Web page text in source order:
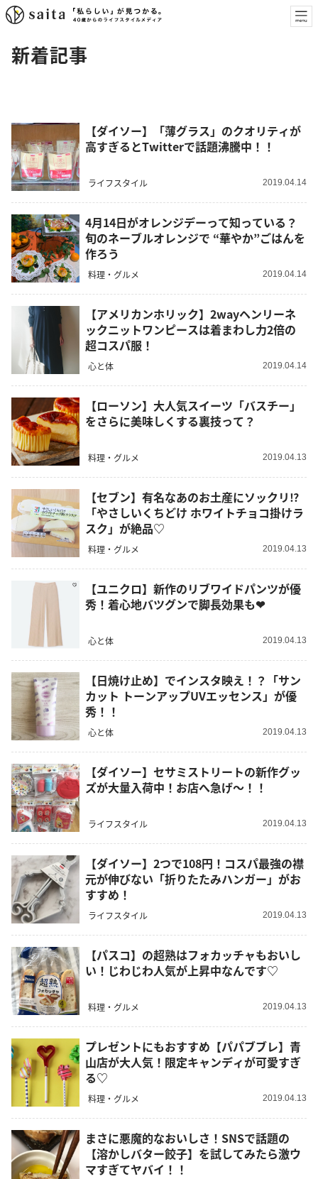
新着記事
【ダイソー】「薄グラス」のクオリティが
高すぎるとTwitterで話題沸騰中！！
ライフスタイル 2019.04.14
4月14日がオレンジデーって知っている？
旬のネーブルオレンジで “華やか”ごはんを
作ろう
料理・グルメ 2019.04.14
【アメリカンホリック】2wayヘンリーネ
ックニットワンピースは着まわし力2倍の
超コスパ服！
心と体 2019.04.14
【ローソン】大人気スイーツ「バスチー」
をさらに美味しくする裏技って？
料理・グルメ 2019.04.13
【セブン】有名なあのお土産にソックリ⁉︎
「やさしいくちどけ ホワイトチョコ掛けラ
スク」が絶品♡
料理・グルメ 2019.04.13
【ユニクロ】新作のリブワイドパンツが優
秀！着心地バツグンで脚長効果も❤︎
心と体 2019.04.13
【日焼け止め】でインスタ映え！？「サン
カット トーンアップUVエッセンス」が優
秀！！
心と体 2019.04.13
【ダイソー】セサミストリートの新作グッ
ズが大量入荷中！お店へ急げ～！！
ライフスタイル 2019.04.13
【ダイソー】2つで108円！コスパ最強の襟
元が伸びない「折りたたみハンガー」がお
すすめ！
ライフスタイル 2019.04.13
【パスコ】の超熟はフォカッチャもおいし
い！じわじわ人気が上昇中なんです♡
料理・グルメ 2019.04.13
プレゼントにもおすすめ【パパブブレ】青
山店が大人気！限定キャンディが可愛すぎ
る♡
料理・グルメ 2019.04.13
まさに悪魔的なおいしさ！SNSで話題の
【溶かしバター餃子】を試してみたら激ウ
マすぎてヤバイ！！